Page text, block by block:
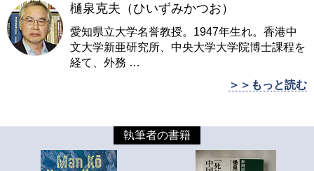
樋泉克夫（ひいずみかつお）
愛知県立大学名誉教授。1947年生れ。香港中
文大学新亜研究所、中央大学大学院博士課程を
経て、外務 …
＞＞もっと読む
執筆者の書籍